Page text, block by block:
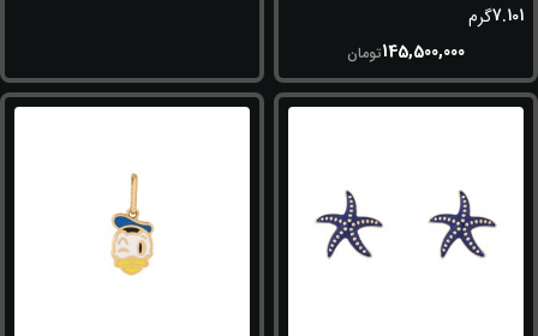
7.101گرم
145,500,000تومان